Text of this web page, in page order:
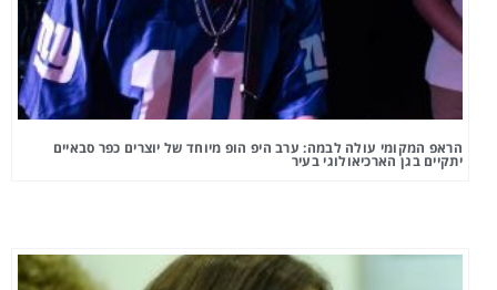
הראפ המקומי עולה לבמה: ערב היפ הופ מיוחד של יוצרים כפר סבאיים
יתקיים בגן הארכיאולוגי בעיר